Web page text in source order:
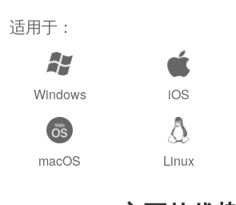
适用于：
Windows iOS
macOS Linux